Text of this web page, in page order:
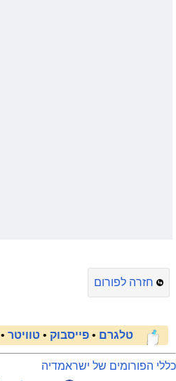
חזרה לפורום
טלגרם • פייסבוק • טוויטר •
כללי הפורומים של ישראמדיה